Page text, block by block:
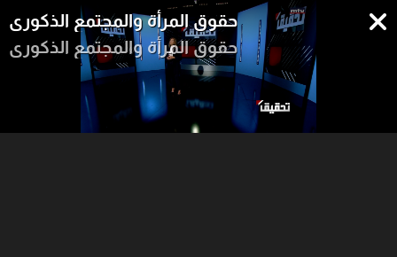
حقوق المرأة والمجتمع الذكوري
حقوق المرأة والمجتمع الذكوري